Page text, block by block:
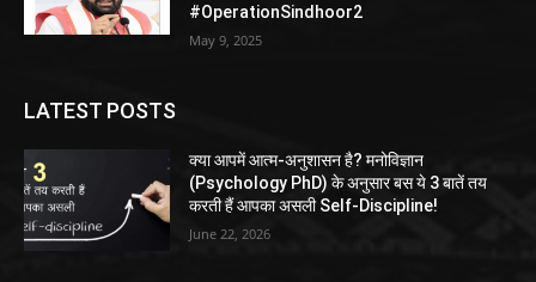
#OperationSindhoor2
May 9, 2025
LATEST POSTS
क्या आपमें आत्म-अनुशासन है? मनोविज्ञान
(Psychology PhD) के अनुसार बस ये 3 बातें तय
करती हैं आपका असली Self-Discipline!
June 22, 2026